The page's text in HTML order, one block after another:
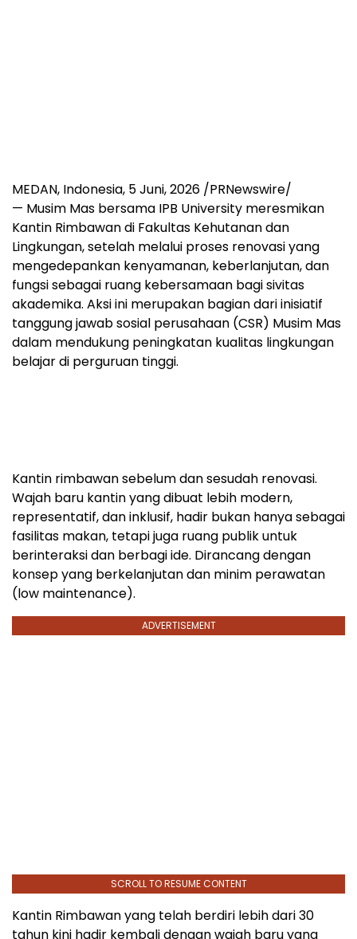
MEDAN, Indonesia, 5Juni, 2026 /PRNewswire/
— Musim Mas bersama IPB University meresmikan
Kantin Rimbawan di Fakultas Kehutanan dan
Lingkungan, setelah melalui proses renovasi yang
mengedepankan kenyamanan, keberlanjutan, dan
fungsi sebagai ruang kebersamaan bagi sivitas
akademika. Aksi ini merupakan bagian dari inisiatif
tanggung jawab sosial perusahaan (CSR) Musim Mas
dalam mendukung peningkatan kualitas lingkungan
belajar di perguruan tinggi.
Kantin rimbawan sebelum dan sesudah renovasi.
Wajah baru kantin yang dibuat lebih modern,
representatif, dan inklusif, hadir bukan hanya sebagai
fasilitas makan, tetapi juga ruang publik untuk
berinteraksi dan berbagi ide. Dirancang dengan
konsep yang berkelanjutan dan minim perawatan
(low maintenance).
ADVERTISEMENT
SCROLL TO RESUME CONTENT
Kantin Rimbawan yang telah berdiri lebih dari 30
tahun kini hadir kembali dengan wajah baru yang